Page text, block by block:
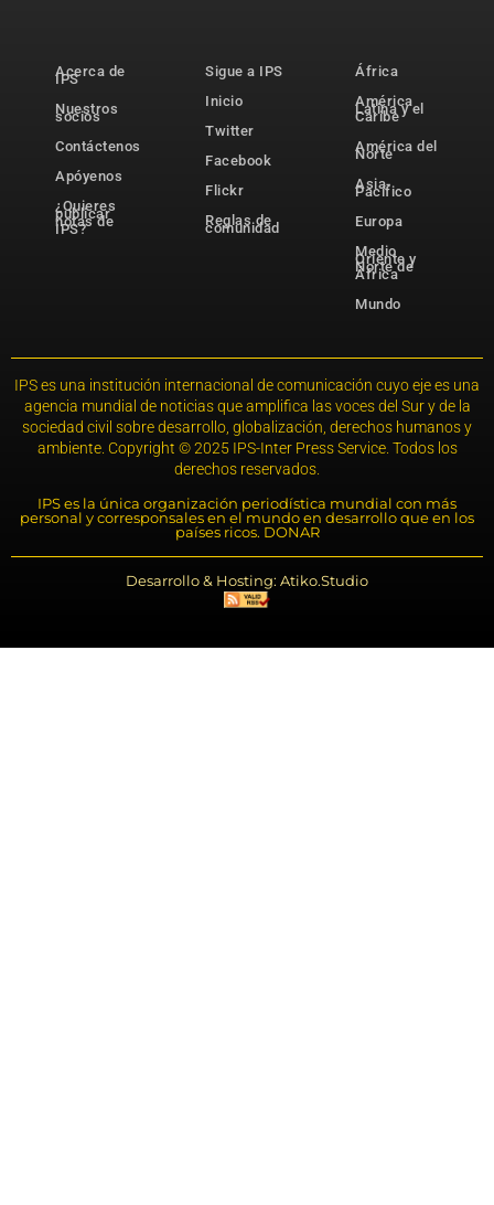
Acerca de
IPS
Nuestros
socios
Contáctenos
Apóyenos
¿Quieres
publicar
notas de
IPS?
Sigue a IPS
Inicio
Twitter
Facebook
Flickr
Reglas de
comunidad
África
América
Latina y el
Caribe
América del
Norte
Asia-
Pacífico
Europa
Medio
Oriente y
Norte de
África
Mundo
IPS es una institución internacional de comunicación cuyo eje es una
agencia mundial de noticias que amplifica las voces del Sur y de la
sociedad civil sobre desarrollo, globalización, derechos humanos y
ambiente. Copyright © 2025 IPS-Inter Press Service. Todos los
derechos reservados.
IPS es la única organización periodística mundial con más
personal y corresponsales en el mundo en desarrollo que en los
países ricos. DONAR
Desarrollo & Hosting: Atiko.Studio